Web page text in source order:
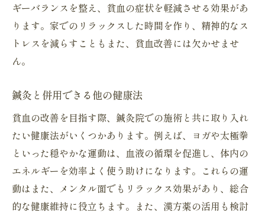
ギーバランスを整え、貧血の症状を軽減させる効果があ
ります。家でのリラックスした時間を作り、精神的なス
トレスを減らすこともまた、貧血改善には欠かせませ
ん。
鍼灸と併用できる他の健康法
貧血の改善を目指す際、鍼灸院での施術と共に取り入れ
たい健康法がいくつかあります。例えば、ヨガや太極拳
といった穏やかな運動は、血液の循環を促進し、体内の
エネルギーを効率よく使う助けになります。これらの運
動はまた、メンタル面でもリラックス効果があり、総合
的な健康維持に役立ちます。また、漢方薬の活用も検討